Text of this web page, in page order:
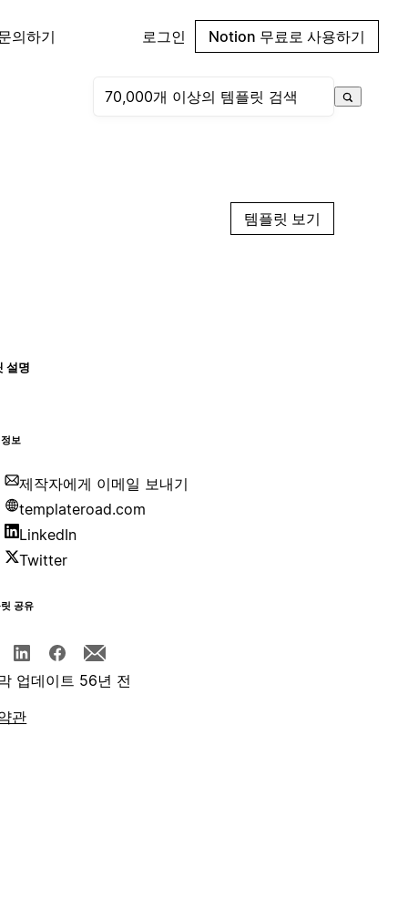
의하기 로그인 Notion 무료로 사용하기
템플릿 보기
설명
보
제작자에게 이메일 보내기
templateroad.com
LinkedIn
Twitter
공유
업데이트 56년 전
관